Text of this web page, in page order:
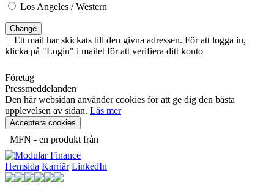
Los Angeles / Western
Change
Ett mail har skickats till den givna adressen. För att logga in,
klicka på "Login" i mailet för att verifiera ditt konto
Företag
Pressmeddelanden
Den här websidan använder cookies för att ge dig den bästa
upplevelsen av sidan. Läs mer
Acceptera cookies
MFN - en produkt från
Hemsida Karriär LinkedIn